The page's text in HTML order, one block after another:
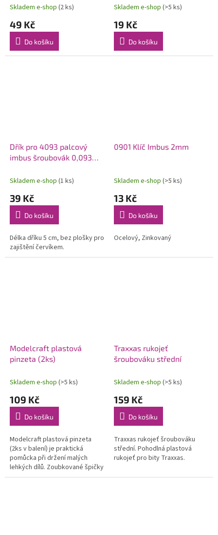
Skladem e-shop (2 ks)
49 Kč
Do košíku
Skladem e-shop (>5 ks)
19 Kč
Do košíku
Dřík pro 4093 palcový
imbus šroubovák 0,093
Skladem e-shop (1 ks)
39 Kč
Do košíku
Délka dříku 5 cm, bez plošky pro
zajištění červíkem.
0901 Klíč Imbus 2mm
Skladem e-shop (>5 ks)
13 Kč
Do košíku
Ocelový, Zinkovaný
Modelcraft plastová
pinzeta (2ks)
Skladem e-shop (>5 ks)
109 Kč
Do košíku
Modelcraft plastová pinzeta
(2ks v balení) je praktická
pomůcka při držení malých
lehkých dílů. Zoubkované špičky
zajistí lepší uchopení. Délka
Traxxas rukojeť
šroubováku střední
Skladem e-shop (>5 ks)
159 Kč
Do košíku
Traxxas rukojeť šroubováku
střední. Pohodlná plastová
rukojeť pro bity Traxxas.